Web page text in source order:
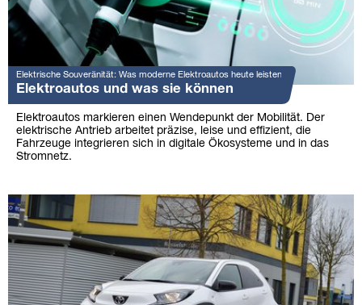
Elektrische Souveränität: Was moderne Elektroautos heute leisten
Elektroautos und was sie können
Elektroautos markieren einen Wendepunkt der Mobilität. Der
elektrische Antrieb arbeitet präzise, leise und effizient, die
Fahrzeuge integrieren sich in digitale Ökosysteme und in das
Stromnetz.